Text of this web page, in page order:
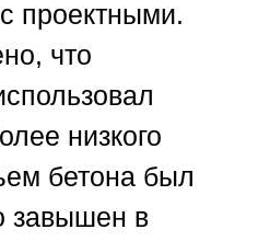
проектными.
что
низкого
бетона был
завышен в